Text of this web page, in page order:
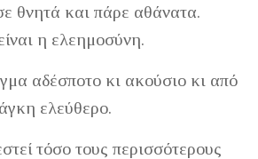
θνητά και πάρε αθάνατα.
η ελεημοσύνη.
αδέσποτο κι ακούσιο κι από
ελεύθερο.
τόσο τους περισσότερους